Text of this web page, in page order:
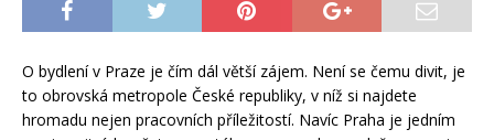
O bydlení v Praze je čím dál větší zájem. Není se čemu divit, je
to obrovská metropole České republiky, v níž si najdete
hromadu nejen pracovních příležitostí. Navíc Praha je jedním